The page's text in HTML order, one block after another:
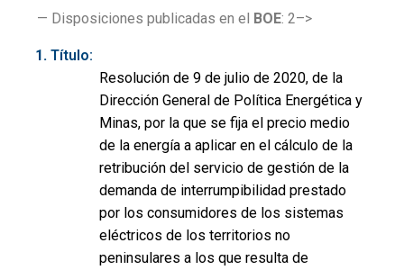
— Disposiciones publicadas en el BOE: 2–>
Título:
Resolución de 9 de julio de 2020, de la
Dirección General de Política Energética y
Minas, por la que se fija el precio medio
de la energía a aplicar en el cálculo de la
retribución del servicio de gestión de la
demanda de interrumpibilidad prestado
por los consumidores de los sistemas
eléctricos de los territorios no
peninsulares a los que resulta de